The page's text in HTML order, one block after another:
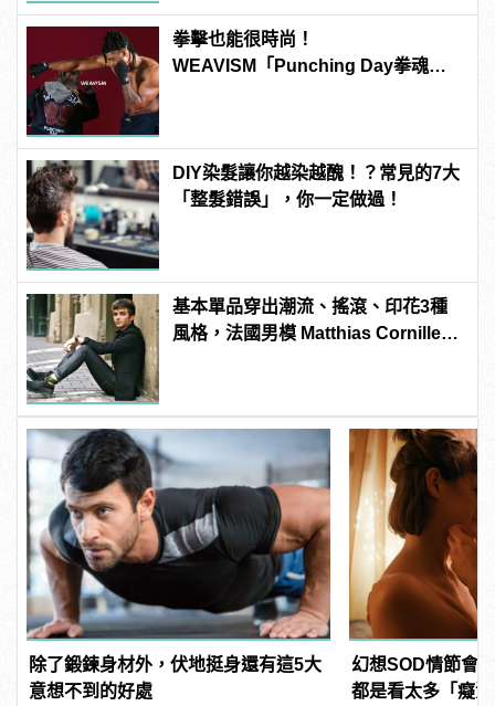
拳擊也能很時尚！
WEAVISM「Punching Day拳魂」
DIY染髮讓你越染越醜！？常見的7大
「整髮錯誤」，你一定做過！
基本單品穿出潮流、搖滾、印花3種
風格，法國男模 Matthias Cornilleau
除了鍛鍊身材外，伏地挺身還有這5大
意想不到的好處
幻想SOD情節會
都是看太多「癡